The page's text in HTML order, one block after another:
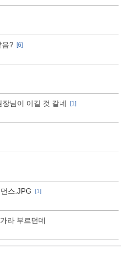
음?
[6]
님이 이길 것 같네
[1]
스.JPG
[1]
라 부르던데